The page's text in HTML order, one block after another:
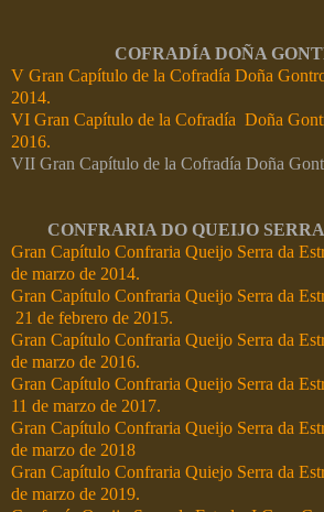
COFRADÍA DOÑA
V Gran Capítulo de la Cofradía Doña
2014.
VI Gran Capítulo de la Cofradía Doña
2016.
VII Gran Capítulo de la Cofradía Doña
CONFRARIA DO QUEIJO
Gran Capítulo Confraria Queijo Serra da
de marzo de 2014.
Gran Capítulo Confraria Queijo Serra da
21 de febrero de 2015.
Gran Capítulo Confraria Queijo Serra da
de marzo de 2016.
Gran Capítulo Confraria Queijo Serra da
11 de marzo de 2017.
Gran Capítulo Confraria Queijo Serra da
de marzo de 2018
Gran Capítulo Confraria Quiejo Serra da
de marzo de 2019.